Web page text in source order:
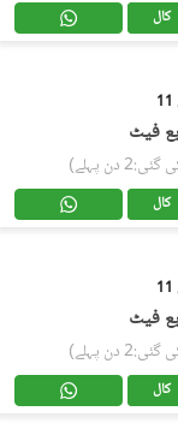
کال
دن پہلے)
کال
دن پہلے)
کال